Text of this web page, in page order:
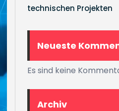
technischen Projekten
Neueste
Es sind keine
Archiv